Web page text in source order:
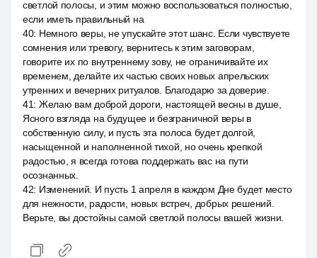
светлой полосы, и этим можно воспользоваться полностью,
если иметь правильный на
40: Немного веры, не упускайте этот шанс. Если чувствуете
сомнения или тревогу, вернитесь к этим заговорам,
говорите их по внутреннему зову, не ограничивайте их
временем, делайте их частью своих новых апрельских
утренних и вечерних ритуалов. Благодарю за доверие.
41: Желаю вам доброй дороги, настоящей весны в душе,
Ясного взгляда на будущее и безграничной веры в
собственную силу, и пусть эта полоса будет долгой,
насыщенной и наполненной тихой, но очень крепкой
радостью, я всегда готова поддержать вас на пути
осознанных.
42: Изменений. И пусть 1 апреля в каждом Дне будет место
для нежности, радости, новых встреч, добрых решений.
Верьте, вы достойны самой светлой полосы вашей жизни.